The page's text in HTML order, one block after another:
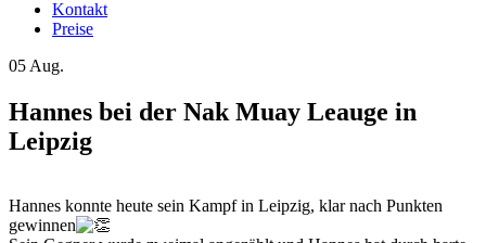
Kontakt
Preise
05 Aug.
Hannes bei der Nak Muay Leauge in
Leipzig
Hannes konnte heute sein Kampf in Leipzig, klar nach Punkten
gewinnen